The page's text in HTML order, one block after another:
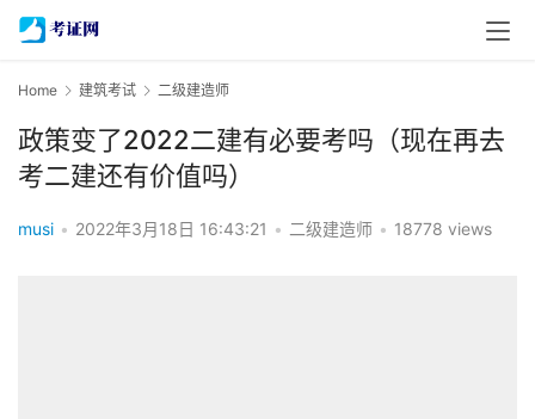
Home 建筑考试 二级建造师
政策变了2022二建有必要考吗（现在再去
考二建还有价值吗）
musi • 2022年3月18日 16:43:21 • 二级建造师 • 18778 views